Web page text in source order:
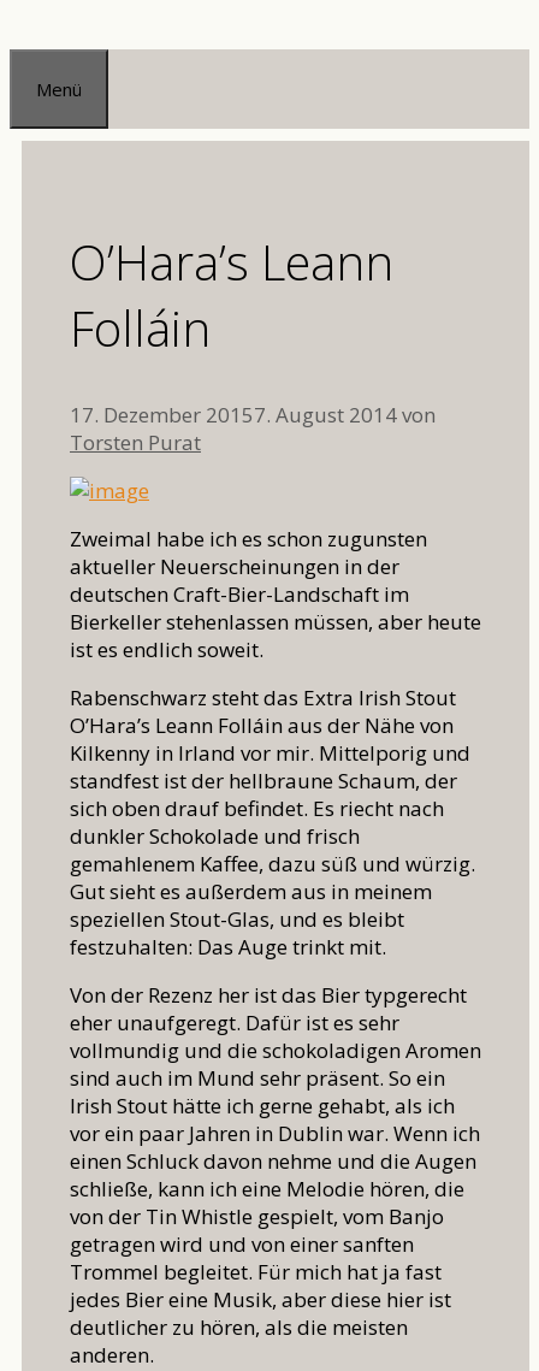
Zum
Inhalt
springen
Menü
O’Hara’s Leann
Folláin
17. Dezember 20157. August 2014von
Torsten Purat
Zweimal habe ich es schon zugunsten
aktueller Neuerscheinungen in der
deutschen Craft-Bier-Landschaft im
Bierkeller stehenlassen müssen, aber heute
ist es endlich soweit.
Rabenschwarz steht das Extra Irish Stout
O’Hara’s Leann Folláin aus der Nähe von
Kilkenny in Irland vor mir. Mittelporig und
standfest ist der hellbraune Schaum, der
sich oben drauf befindet. Es riecht nach
dunkler Schokolade und frisch
gemahlenem Kaffee, dazu süß und würzig.
Gut sieht es außerdem aus in meinem
speziellen Stout-Glas, und es bleibt
festzuhalten: Das Auge trinkt mit.
Von der Rezenz her ist das Bier typgerecht
eher unaufgeregt. Dafür ist es sehr
vollmundig und die schokoladigen Aromen
sind auch im Mund sehr präsent. So ein
Irish Stout hätte ich gerne gehabt, als ich
vor ein paar Jahren in Dublin war. Wenn ich
einen Schluck davon nehme und die Augen
schließe, kann ich eine Melodie hören, die
von der Tin Whistle gespielt, vom Banjo
getragen wird und von einer sanften
Trommel begleitet. Für mich hat ja fast
jedes Bier eine Musik, aber diese hier ist
deutlicher zu hören, als die meisten
anderen.